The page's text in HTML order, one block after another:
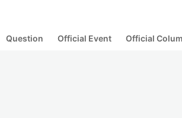
Question Official Event Official